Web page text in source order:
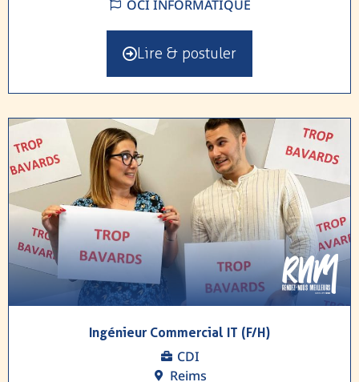
OCI INFORMATIQUE
Lire & postuler
Ingénieur Commercial IT (F/H)
CDI
Reims